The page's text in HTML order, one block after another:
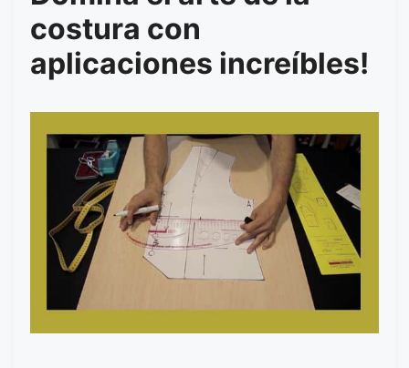
costura con
aplicaciones increíbles!